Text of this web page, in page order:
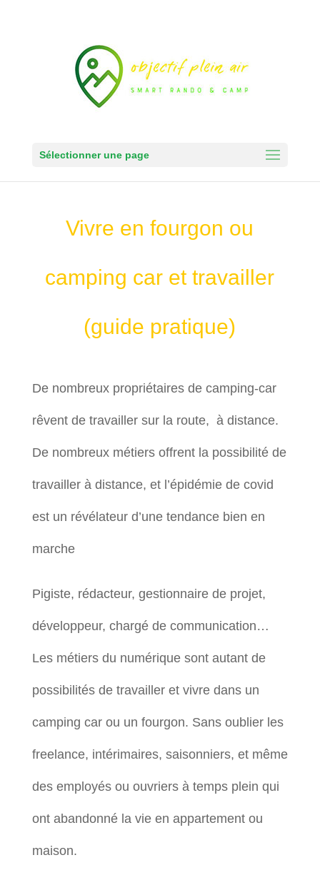
Sélectionner une page
Vivre en fourgon ou
camping car et travailler
(guide pratique)
De nombreux propriétaires de camping-car
rêvent de travailler sur la route, à distance.
De nombreux métiers offrent la possibilité de
travailler à distance, et l’épidémie de covid
est un révélateur d’une tendance bien en
marche
Pigiste, rédacteur, gestionnaire de projet,
développeur, chargé de communication…
Les métiers du numérique sont autant de
possibilités de travailler et vivre dans un
camping car ou un fourgon. Sans oublier les
freelance, intérimaires, saisonniers, et même
des employés ou ouvriers à temps plein qui
ont abandonné la vie en appartement ou
maison.